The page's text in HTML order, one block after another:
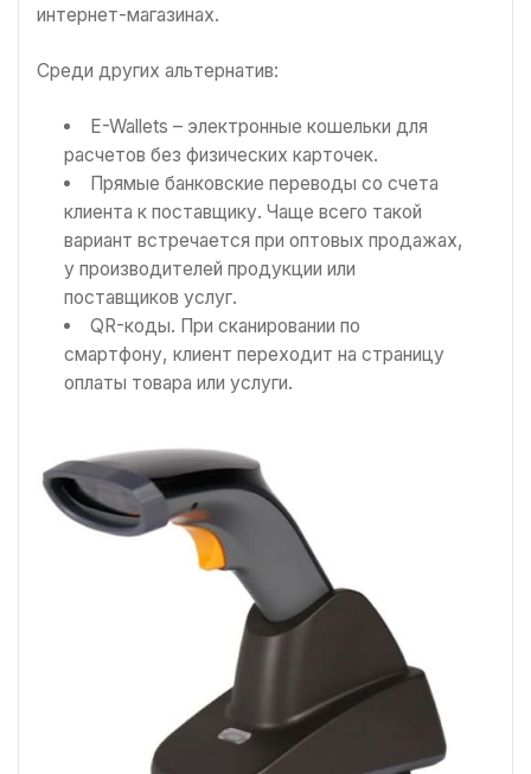
интернет-магазинах.
Среди других альтернатив:
E-Wallets – электронные кошельки для
расчетов без физических карточек.
Прямые банковские переводы со счета
клиента к поставщику. Чаще всего такой
вариант встречается при оптовых продажах,
у производителей продукции или
поставщиков услуг.
QR-коды. При сканировании по
смартфону, клиент переходит на страницу
оплаты товара или услуги.